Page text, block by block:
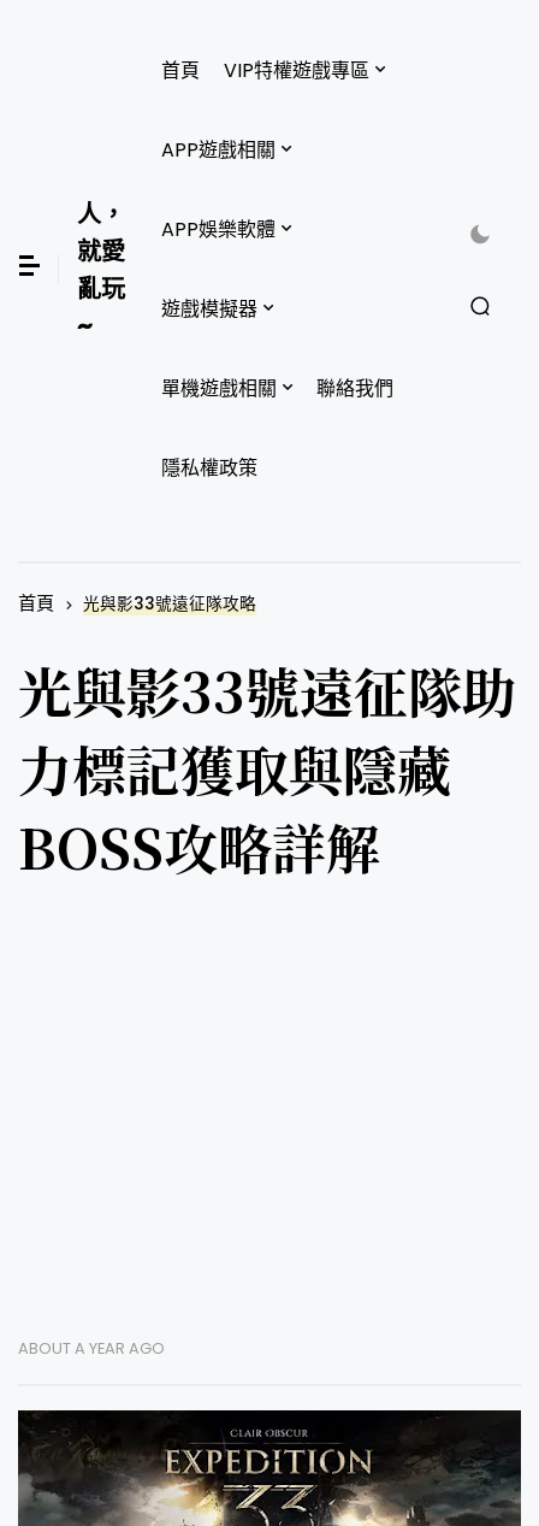
人，
就愛
亂玩
~
首頁 VIP特權遊戲專區
APP遊戲相關
APP娛樂軟體
遊戲模擬器
單機遊戲相關 聯絡我們
隱私權政策
首頁 光與影33號遠征隊攻略
光與影33號遠征隊助
力標記獲取與隱藏
BOSS攻略詳解
ABOUT A YEAR AGO